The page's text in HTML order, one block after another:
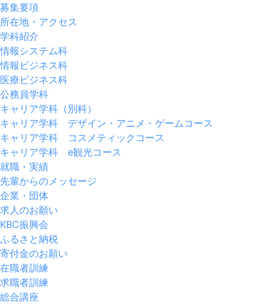
募集要項
所在地・アクセス
学科紹介
情報システム科
情報ビジネス科
医療ビジネス科
公務員学科
キャリア学科（別科）
キャリア学科 デザイン・アニメ・ゲームコース
キャリア学科 コスメティックコース
キャリア学科 e観光コース
就職・実績
先輩からのメッセージ
企業・団体
求人のお願い
KBC振興会
ふるさと納税
寄付金のお願い
在職者訓練
求職者訓練
総合講座